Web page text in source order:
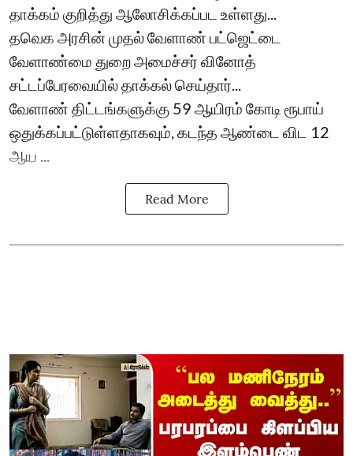
தாக்கம் குறித்து ஆலோசிக்கப்பட உள்ளது...
தவெக அரசின் முதல் வேளாண் பட்ஜெட்டை
வேளாண்மை துறை அமைச்சர் வினோத்
சட்டப்பேரவையில் தாக்கல் செய்தார்...
வேளாண் திட்டங்களுக்கு 59 ஆயிரம் கோடி ரூபாய்
ஒதுக்கப்பட்டுள்ளதாகவும், கடந்த ஆண்டை விட 12
ஆய ...
Read More